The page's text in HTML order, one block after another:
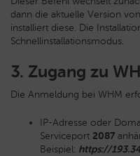
dann die aktuelle Version
installiert diese. Die
Schnellinstallationsmodus.
3. Zugang zu
Die Anmeldung bei WHM
IP-Adresse oder
Serviceport 2087
Beispiel: https://